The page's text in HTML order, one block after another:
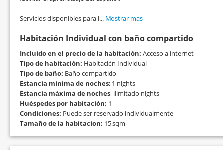
Servicios disponibles para l... Mostrar mas
Habitación Individual con baño compartido
Incluido en el precio de la habitación: Acceso a internet
Tipo de habitación: Habitación Individual
Tipo de baño: Baño compartido
Estancia mínima de noches: 1 nights
Estancia máxima de noches: ilimitado nights
Huéspedes por habitación: 1
Condiciones: Puede ser reservado individualmente
Tamaño de la habitacion: 15 sqm